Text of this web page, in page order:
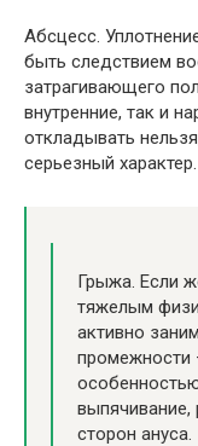
Абсцесс.
быть следствием
затрагивающего
внутренние, так и
откладывать
серьезный характер.
Грыжа. Если
тяжелым
активно
промежности
сторон ануса.